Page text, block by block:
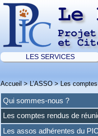
Le
et
LES SERVICES
Accueil>L’ASSO>Les
Qui sommes-nous ?
Les comptes rendus de
Les assos adhérentes du PIC